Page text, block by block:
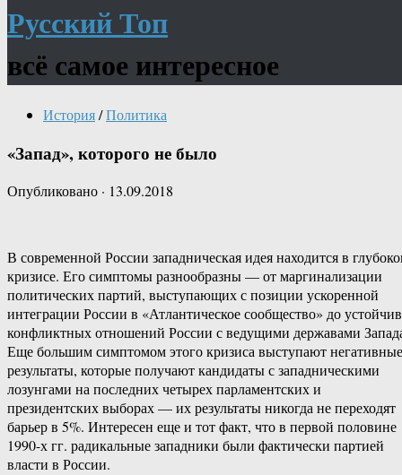
Русский Топ
всё самое интересное
История/Политика
«Запад», которого не было
Опубликовано · 13.09.2018
В современной России западническая идея находится в
кризисе. Его симптомы разнообразны — от маргинализации
политических партий, выступающих с позиции ускоренной
интеграции России в «Атлантическое сообщество» до
конфликтных отношений России с ведущими державами
Еще большим симптомом этого кризиса выступают негативные
результаты, которые получают кандидаты с западническими
лозунгами на последних четырех парламентских и
президентских выборах — их результаты никогда не переходят
барьер в 5%. Интересен еще и тот факт, что в первой половине
1990-х гг. радикальные западники были фактически партией
власти в России.